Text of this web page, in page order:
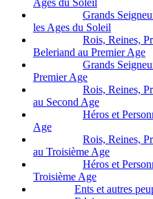
Ages du Soleil
Grands
les Ages du Soleil
Rois, Reines,
Beleriand au Premier Age
Grands
Premier Age
Rois, Reines,
au Second Age
Héros et
Age
Rois, Reines,
au Troisième Age
Héros et
Troisième Age
Ents et autres